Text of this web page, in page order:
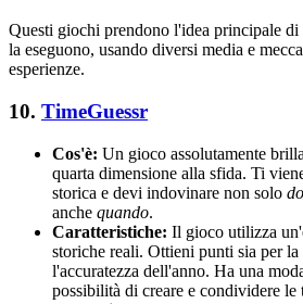
Questi giochi prendono l'idea principale
la eseguono, usando diversi media e
esperienze.
10. TimeGuessr
Cos'è: Un gioco assolutamente
quarta dimensione alla sfida. Ti
storica e devi indovinare non solo
anche quando.
Caratteristiche: Il gioco utilizza
storiche reali. Ottieni punti sia per
l'accuratezza dell'anno. Ha una
possibilità di creare e condividere